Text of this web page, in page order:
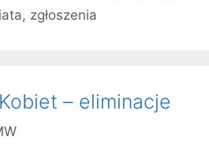
, zgłoszenia
– eliminacje